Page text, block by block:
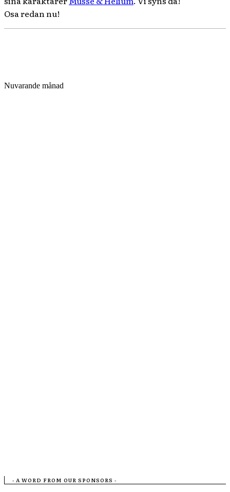
Osa redan nu!
Nuvarande månad
- A WORD FROM OUR SPONSORS -